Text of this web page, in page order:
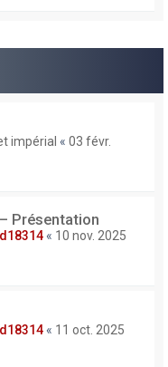
impérial « 03 févr.
Présentation
« 10 nov. 2025
« 11 oct. 2025